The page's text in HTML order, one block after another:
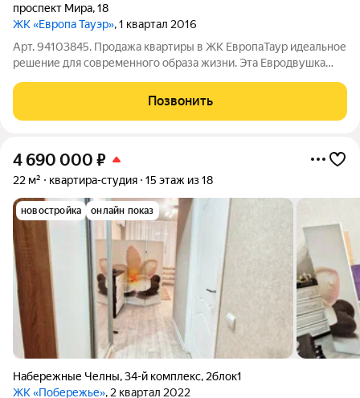
проспект Мира,18
ЖК «Европа Тауэр», 1 квартал 2016
Арт. 94103845. Продажа квартиры в ЖК ЕвропаТаур идеальное
решение для современного образа жизни. Эта Евродвушка
Бизнесс класса, которое предлагает панорамные окна с
живописным видом на город и его
Позвонить
4 690 000 ₽
22 м² квартира-студия 15 этаж из 18
новостройка онлайн показ
Набережные Челны,34-й комплекс, 2блок1
ЖК «Побережье», 2 квартал 2022